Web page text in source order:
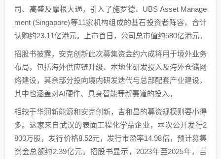
司、高盛及摩根大通，引入了施罗德、UBS Asset Manage
ment (Singapore)等11家机构组成的基石投资者阵容，合计
认购约23.11亿港元。上市首日，公司总市值约580亿港元。
招股书披露，安克创新此次募集资金约六成将用于境外业务
布局，包括海外供应链升级、本地化研发投入及海外仓储网
络建设，其余部分投向境内研发迭代与总部配套产业建设，
其中也涵盖对AI硬件、具身智能等新赛道的投入。
相较于华润新能源和安克创新，吉和昌的募资规模则要小得
多。这家来自武汉的表面工程化学品企业，本次公开发行2
800万股，发行价格8.52元，发行市盈率14.98倍，预计募集
资金总额约2.39亿元。招股书显示，2023年至2025年，吉